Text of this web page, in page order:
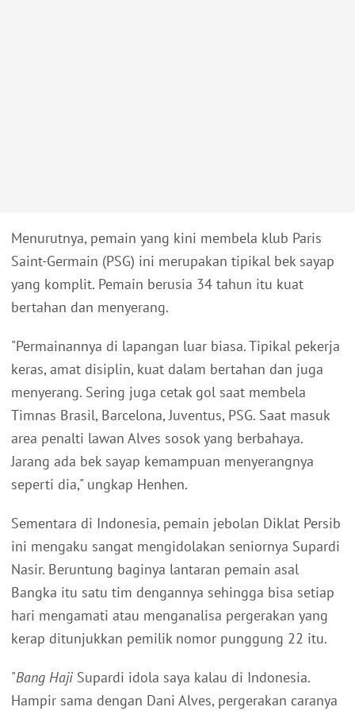
Menurutnya, pemain yang kini membela klub Paris
Saint-Germain (PSG) ini merupakan tipikal bek sayap
yang komplit. Pemain berusia 34 tahun itu kuat
bertahan dan menyerang.
"Permainannya di lapangan luar biasa. Tipikal pekerja
keras, amat disiplin, kuat dalam bertahan dan juga
menyerang. Sering juga cetak gol saat membela
Timnas Brasil, Barcelona, Juventus, PSG. Saat masuk
area penalti lawan Alves sosok yang berbahaya.
Jarang ada bek sayap kemampuan menyerangnya
seperti dia," ungkap Henhen.
Sementara di Indonesia, pemain jebolan Diklat Persib
ini mengaku sangat mengidolakan seniornya Supardi
Nasir. Beruntung baginya lantaran pemain asal
Bangka itu satu tim dengannya sehingga bisa setiap
hari mengamati atau menganalisa pergerakan yang
kerap ditunjukkan pemilik nomor punggung 22 itu.
"Bang Haji Supardi idola saya kalau di Indonesia.
Hampir sama dengan Dani Alves, pergerakan caranya